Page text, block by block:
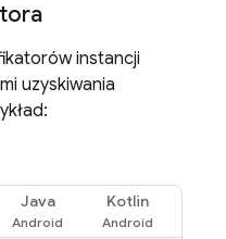
instancji
uzyskiwania
Java Kotlin